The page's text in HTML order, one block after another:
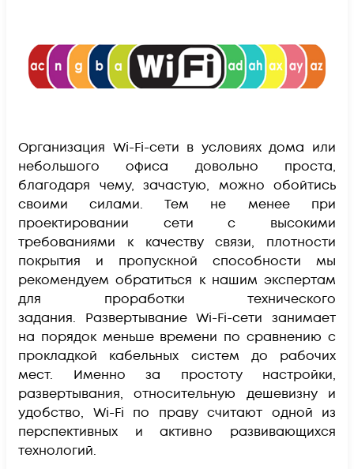
Организация Wi-Fi-сети в условиях дома или
небольшого офиса довольно проста,
благодаря чему, зачастую, можно обойтись
своими силами. Тем не менее при
проектировании сети с высокими
требованиями к качеству связи, плотности
покрытия и пропускной способности мы
рекомендуем обратиться к нашим экспертам
для проработки технического
задания. Развертывание Wi-Fi-сети занимает
на порядок меньше времени по сравнению с
прокладкой кабельных систем до рабочих
мест. Именно за простоту настройки,
развертывания, относительную дешевизну и
удобство, Wi-Fi по праву считают одной из
перспективных и активно развивающихся
технологий.